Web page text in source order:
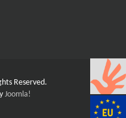
Reserved.
Joomla!